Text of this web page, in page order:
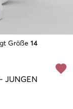
Größe 14
- JUNGEN